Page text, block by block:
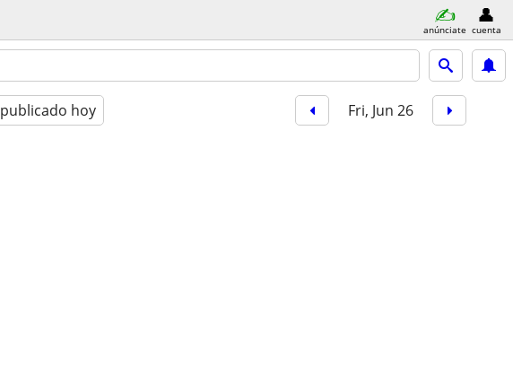
anúnciate cuenta
publicado hoy Fri, Jun 26